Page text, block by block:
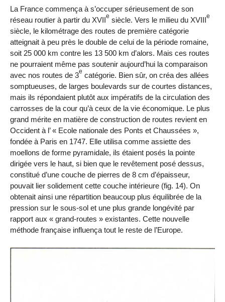
La France commença à s’occuper sérieusement de son
réseau routier à partir du XVIIe siècle. Vers le milieu du XVIIIe
siècle, le kilométrage des routes de première catégorie
atteignait à peu près le double de celui de la période romaine,
soit 25 000 km contre les 13 500 km d’alors. Mais ces routes
ne pourraient même pas soutenir aujourd’hui la comparaison
avec nos routes de 3e catégorie. Bien sûr, on créa des allées
somptueuses, de larges boulevards sur de courtes distances,
mais ils répondaient plutôt aux impératifs de la circulation des
carrosses de la cour qu’à ceux de la vie économique. Le plus
grand mérite en matière de construction de routes revient en
Occident à l’ « Ecole nationale des Ponts et Chaussées »,
fondée à Paris en 1747. Elle utilisa comme assiette des
moellons de forme pyramidale, ils étaient posés la pointe
dirigée vers le haut, si bien que le revêtement posé dessus,
constitué d’une couche de pierres de 8 cm d’épaisseur,
pouvait lier solidement cette couche intérieure (fig. 14). On
obtenait ainsi une répartition beaucoup plus équilibrée de la
pression sur le sous-sol et une plus grande longévité par
rapport aux « grand-routes » existantes. Cette nouvelle
méthode française influença tout le reste de l’Europe.